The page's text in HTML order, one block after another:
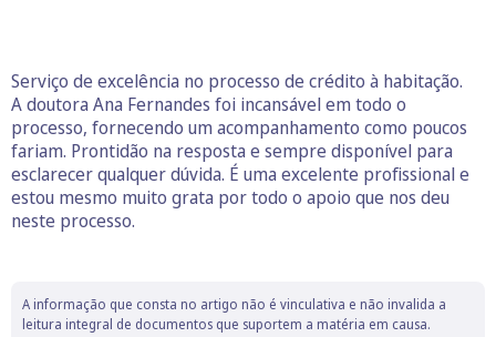
Serviço de excelência no processo de crédito à habitação.
A doutora Ana Fernandes foi incansável em todo o
processo, fornecendo um acompanhamento como poucos
fariam. Prontidão na resposta e sempre disponível para
esclarecer qualquer dúvida. É uma excelente profissional e
estou mesmo muito grata por todo o apoio que nos deu
neste processo.
A informação que consta no artigo não é vinculativa e não invalida a
leitura integral de documentos que suportem a matéria em causa.